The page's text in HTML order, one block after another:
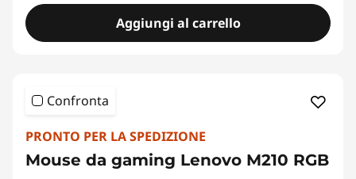
Aggiungi al carrello
Confronta
PRONTO PER LA SPEDIZIONE
Mouse da gaming Lenovo M210 RGB